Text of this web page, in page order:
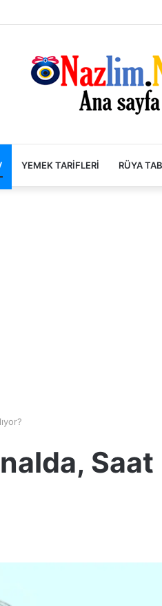
YEMEK TARIFLERI RÜYA
Saat